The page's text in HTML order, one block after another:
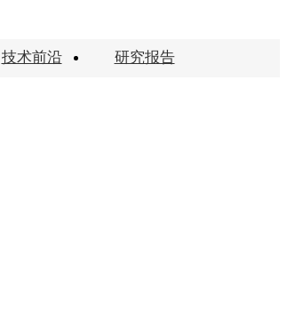
技术前沿 研究报告